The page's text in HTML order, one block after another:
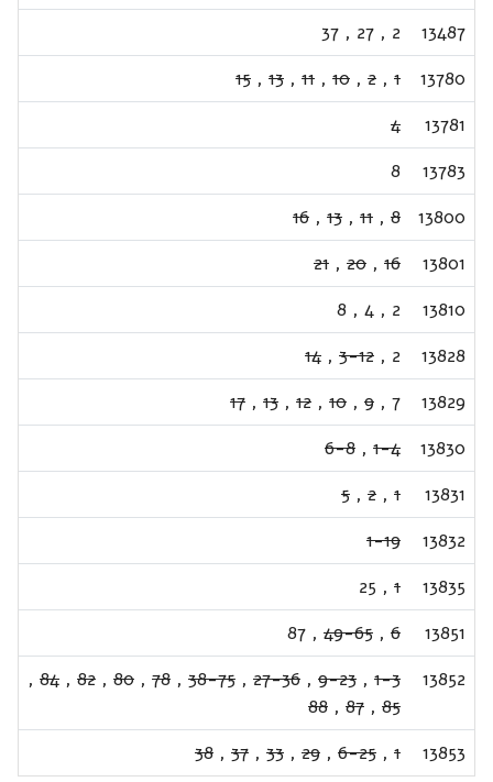
13487
2
,
27
,
37
13780
1
,
2
,
10
,
11
,
13
,
15
13781
4
13783
8
13800
8
,
11
,
13
,
16
13801
16
,
20
,
21
13810
2
,
4
,
8
13828
2
,
3-12
,
14
13829
7
,
9
,
10
,
12
,
13
,
17
13830
1-4
,
6-8
13831
1
,
2
,
5
13832
1-19
13835
1
,
25
13851
6
,
49-65
,
87
13852
1-3
,
9-23
,
27-36
,
38-75
,
78
,
80
,
82
,
84
,
85
,
87
,
88
13853
1
,
6-25
,
29
,
33
,
37
,
38